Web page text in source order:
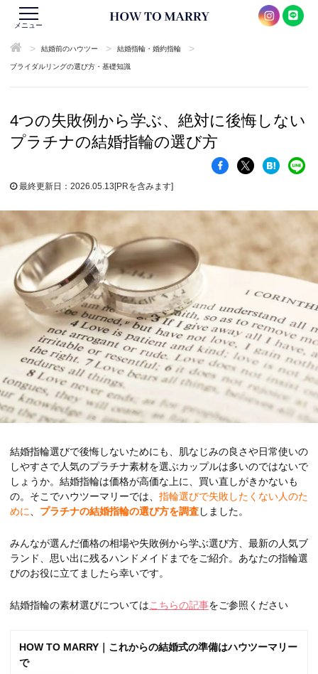
メニュー
> 結婚前のハウツー > 結婚指輪・婚約指輪 >
ブライダルリングの選び方・基礎知識
4つの失敗例から学ぶ、絶対に後悔しない
プラチナの結婚指輪の選び方
最終更新日：2026.05.13[PRを含みます]
結婚指輪選びで後悔しないためにも、肌なじみの良さや日常使いの
しやすさで人気のプラチナ素材を選ぶカップルは多いのではないで
しょうか。結婚指輪は価格が高価な上に、買い直しがきかないも
の。そこでハウツーマリーでは、 指輪選びで失敗したくない人のた
めに、 プラチナの結婚指輪の選び方を調査しました。
みんなが選んだ価格の相場や失敗例から学ぶ選び方、最新の人気ブ
ランド、思い出に残るハンドメイドまでをご紹介。あなたの指輪選
びのお役に立てましたら幸いです。
結婚指輪の素材選びについてはこちらの記事をご参照ください
HOW TO MARRY｜これからの結婚式の準備はハウツーマリー
で